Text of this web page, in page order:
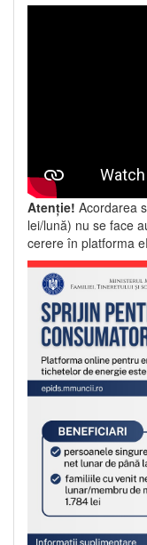
Atenție! Acordarea
lei/lună) nu se face
cerere în platforma